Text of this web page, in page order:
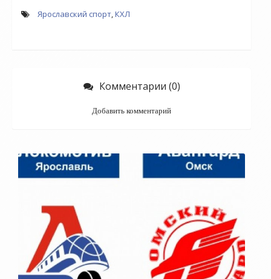
Ярославский спорт,КХЛ
Комментарии (0)
Добавить комментарий